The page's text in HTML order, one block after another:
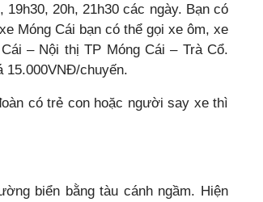
20h, 21h30 các ngày. Bạn có
Móng Cái bạn có thể gọi xe ôm, xe
– Nội thị TP Móng Cái – Trà Cổ.
15.000VNĐ/chuyến.
có trẻ con hoặc người say xe thì
biển bằng tàu cánh ngầm. Hiện